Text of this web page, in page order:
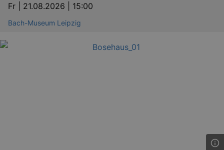
Fr | 21.08.2026 | 15:00
Bach-Museum Leipzig